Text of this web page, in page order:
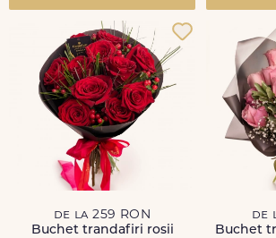
de la 259 RON
Buchet trandafiri rosii
de
Buchet